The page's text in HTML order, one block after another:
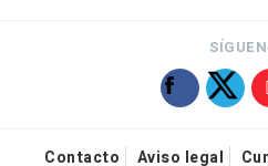
Contacto Aviso legal